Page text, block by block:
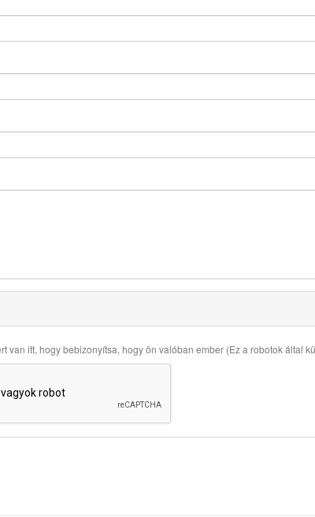
van itt, hogy bebizonyítsa, hogy ön valóban ember (Ez a robotok által